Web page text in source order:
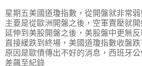
星期五美國道瓊指數，從開盤就非常弱
主要是從歐洲開盤之後，空軍賣壓就
延伸到美股開盤之後，美股盤中更無
直接緩跌到終場，美國道瓊指數收盤
原因是歐債傳出不好的消息，西班牙
差飆至紀錄